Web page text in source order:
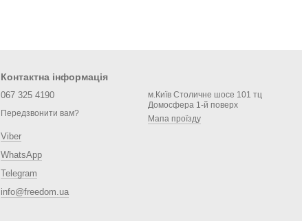
Контактна інформація
067 325 4190
Передзвонити вам?
Viber
WhatsApp
Telegram
info@freedom.ua
м.Київ Столичне шосе 101 тц
Домосфера 1-й поверх
Мапа проїзду